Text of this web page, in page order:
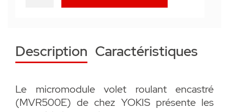
Description Caractéristiques
Le micromodule volet roulant encastré
(MVR500E) de chez YOKIS présente les